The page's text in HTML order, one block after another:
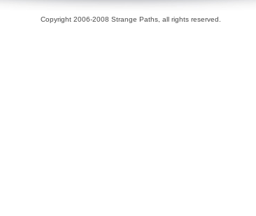
Copyright 2006-2008 Strange Paths, all rights reserved.